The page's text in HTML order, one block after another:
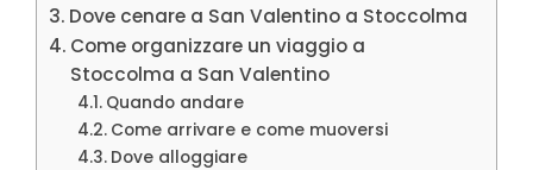
Dove cenare a San Valentino a Stoccolma
Come organizzare un viaggio a
Stoccolma a San Valentino
Quando andare
Come arrivare e come muoversi
Dove alloggiare